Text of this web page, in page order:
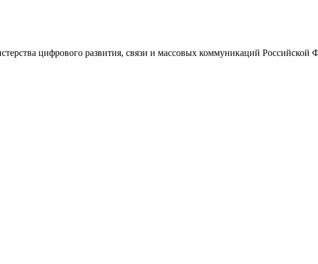
цифрового развития, связи и массовых коммуникаций Российской